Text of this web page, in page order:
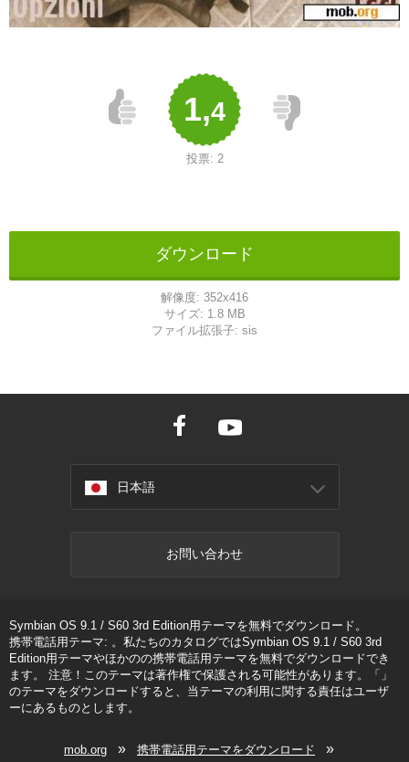
1,4
投票: 2
ダウンロード
解像度: 352x416
サイズ: 1.8 MB
ファイル拡張子: sis
日本語
お問い合わせ
Symbian OS 9.1 / S60 3rd Edition用テーマを無料でダウンロード。
携帯電話用テーマ: 。私たちのカタログではSymbian OS 9.1 / S60 3rd
Edition用テーマやほかのの携帯電話用テーマを無料でダウンロードでき
ます。 注意！このテーマは著作権で保護される可能性があります。「」
のテーマをダウンロードすると、当テーマの利用に関する責任はユーザ
ーにあるものとします。
mob.org » 携帯電話用テーマをダウンロード »